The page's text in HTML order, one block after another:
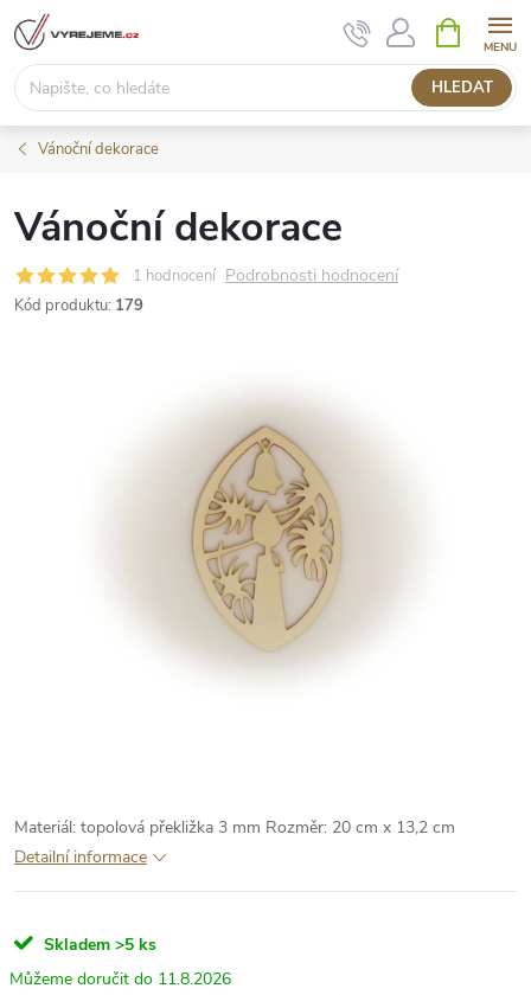
Přejít
na
obsah
HLEDAT
NÁKUPNÍ
KOŠÍK
Vánoční dekorace
Vánoční dekorace
1 hodnocení Podrobnosti hodnocení
Kód produktu: 179
Materiál: topolová překližka 3 mm Rozměr: 20 cm x 13,2 cm
Detailní informace
Skladem >5 ks
11.8.2026